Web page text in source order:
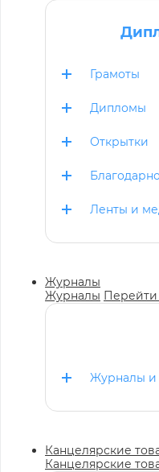
Грамоты
Дипломы
Открытки
Ленты и
Журналы
Журналы Перейти
Журналы и
Канцелярские
Канцелярские